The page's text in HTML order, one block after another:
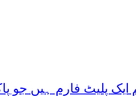
پلیٹ فارم ہیں جو